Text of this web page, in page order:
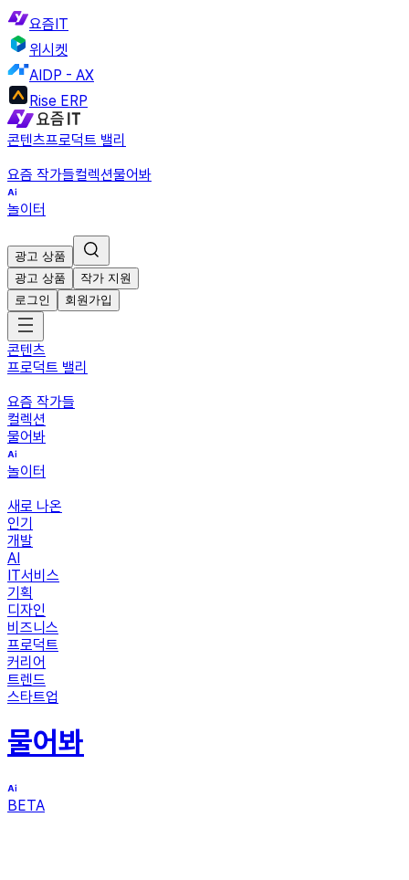
요즘IT
위시켓
AIDP - AX
Rise ERP
콘텐츠프로덕트 밸리
요즘 작가들컬렉션물어봐
놀이터
광고 상품
광고 상품
작가 지원
로그인
회원가입
콘텐츠
프로덕트 밸리
요즘 작가들
컬렉션
물어봐
놀이터
새로 나온
인기
개발
AI
IT서비스
기획
디자인
비즈니스
프로덕트
커리어
트렌드
스타트업
물어봐
BETA